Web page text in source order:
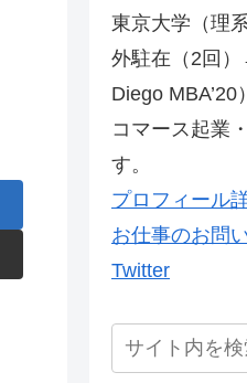
東京大学（理
外駐在（2回
Diego
コマース起業
す。
プロフィール
お仕事のお問
Twitter